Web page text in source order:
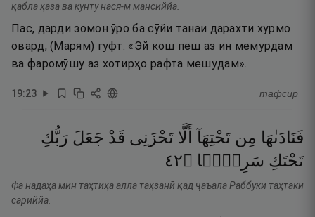
қабла ҳаза ва кунту нася-м мансиййа.
Пас, дарди зомон ӯро ба сӯйи танаи дарахти хурмо
овард, (Марям) гуфт: «Эй кош пеш аз ин мемурдам
ва фаромӯшу аз хотирҳо рафта мешудам».
19:23 тафсир
فَنَادَىٰهَا مِن تَحْتِهَآ أَلَّا تَحْزَنِى قَدْ جَعَلَ رَبُّكِ
تَحْتَكِ سَرِيًّۭا ۝٢٤
Фа надаҳа мин таҳтиҳа алла таҳзанӣ қад ҷаъала Раббуки таҳтаки
сариййа.